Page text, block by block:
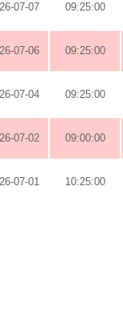
07-07 09:25:00
07-06 09:25:00
07-04 09:25:00
07-02 09:00:00
07-01 10:25:00